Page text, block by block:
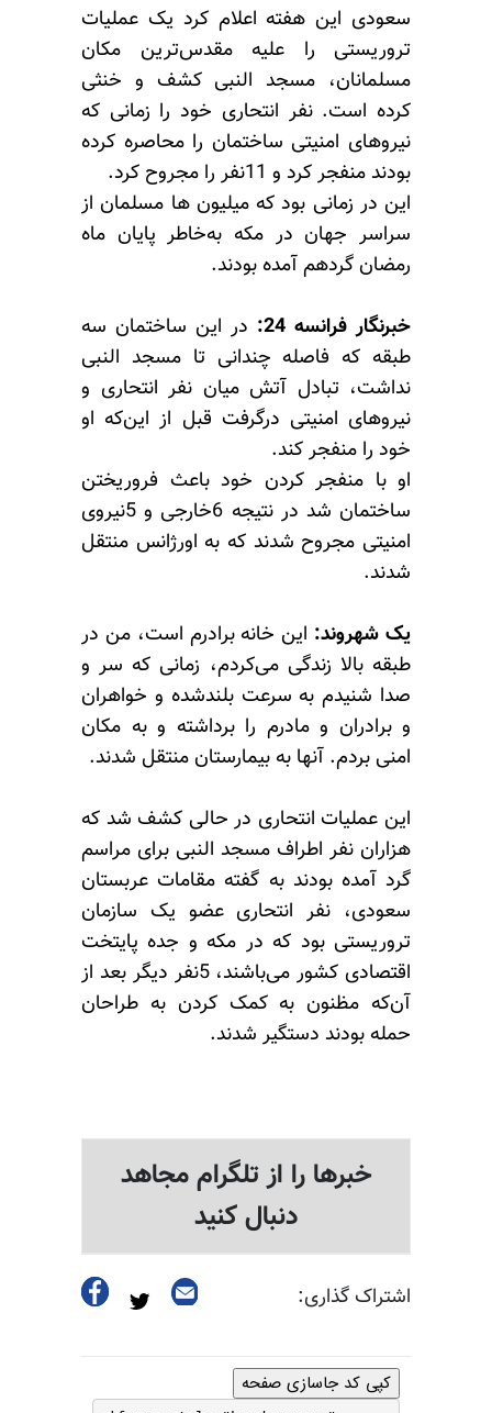
سعودی این هفته اعلام کرد یک عملیات
تروریستی را علیه مقدس‌ترین مکان
مسلمانان، مسجد النبی کشف و خنثی
کرده است. نفر انتحاری خود را زمانی که
نیروهای امنیتی ساختمان را محاصره کرده
بودند منفجر کرد و 11نفر را مجروح کرد.
این در زمانی بود که میلیون ها مسلمان از
سراسر جهان در مکه به‌خاطر پایان ماه
رمضان گردهم آمده بودند.
خبرنگار فرانسه 24:
در این ساختمان سه
طبقه که فاصله چندانی تا مسجد النبی
نداشت، تبادل آتش میان نفر انتحاری و
نیروهای امنیتی درگرفت قبل از این‌که او
خود را منفجر کند.
او با منفجر کردن خود باعث فروریختن
ساختمان شد در نتیجه 6خارجی و 5نیروی
امنیتی مجروح شدند که به اورژانس منتقل
شدند.
یک شهروند: این خانه برادرم است، من در
طبقه بالا زندگی می‌کردم، زمانی که سر و
صدا شنیدم به سرعت بلندشده و خواهران
و برادران و مادرم را برداشته و به مکان
امنی بردم. آنها به بیمارستان منتقل شدند.
این عملیات انتحاری در حالی کشف شد که
هزاران نفر اطراف مسجد النبی برای مراسم
گرد آمده بودند به گفته مقامات عربستان
سعودی، نفر انتحاری عضو یک سازمان
تروریستی بود که در مکه و جده پایتخت
اقتصادی کشور می‌باشند، 5نفر دیگر بعد از
آن‌که مظنون به کمک کردن به طراحان
حمله بودند دستگیر شدند.
خبرها را از تلگرام مجاهد
دنبال کنید
اشتراک گذاری:
کپی کد جاسازی صفحه